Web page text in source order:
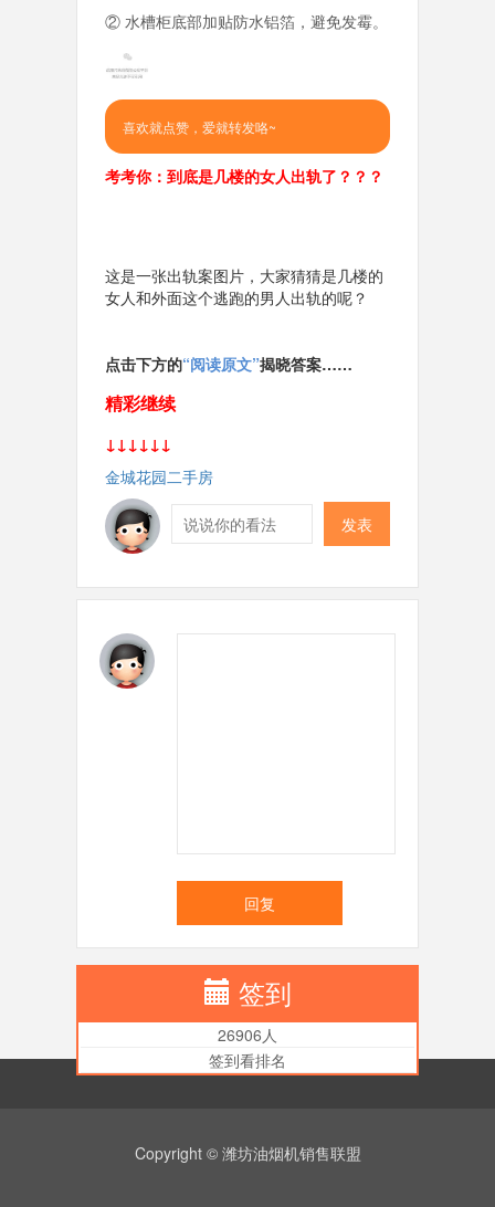
② 水槽柜底部加贴防水铝箔，避免发霉。
喜欢就点赞，爱就转发咯~
考考你：到底是几楼的女人出轨了？？？
这是一张出轨案图片，大家猜猜是几楼的
女人和外面这个逃跑的男人出轨的呢？
点击下方的“阅读原文”揭晓答案……
精彩继续
↓↓↓↓↓↓
金城花园二手房
发表
回复
签到
26906人
签到看排名
Copyright © 潍坊油烟机销售联盟